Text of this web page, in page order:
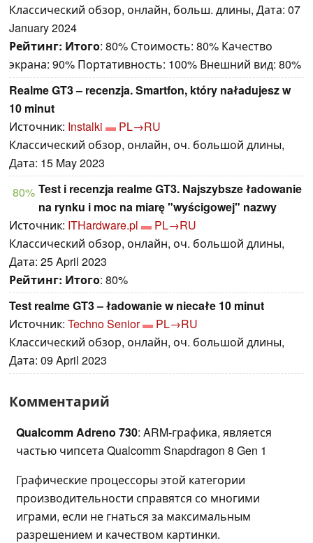
Классический обзор, онлайн, больш. длины, Дата: 07
January 2024
Рейтинг: Итого: 80% Стоимость: 80% Качество
экрана: 90% Портативность: 100% Внешний вид: 80%
Realme GT3 – recenzja. Smartfon, który naładujesz w
10 minut
Источник: Instalki
PL→RU
Классический обзор, онлайн, оч. большой длины,
Дата: 15 May 2023
80% Test i recenzja realme GT3. Najszybsze ładowanie
na rynku i moc na miarę "wyścigowej" nazwy
Источник: ITHardware.pl
PL→RU
Классический обзор, онлайн, оч. большой длины,
Дата: 25 April 2023
Рейтинг: Итого: 80%
Test realme GT3 – ładowanie w niecałe 10 minut
Источник: Techno Senior
PL→RU
Классический обзор, онлайн, оч. большой длины,
Дата: 09 April 2023
Комментарий
Qualcomm Adreno 730: ARM-графика, является
частью чипсета Qualcomm Snapdragon 8 Gen 1
Графические процессоры этой категории
производительности справятся со многими
играми, если не гнаться за максимальным
разрешением и качеством картинки.